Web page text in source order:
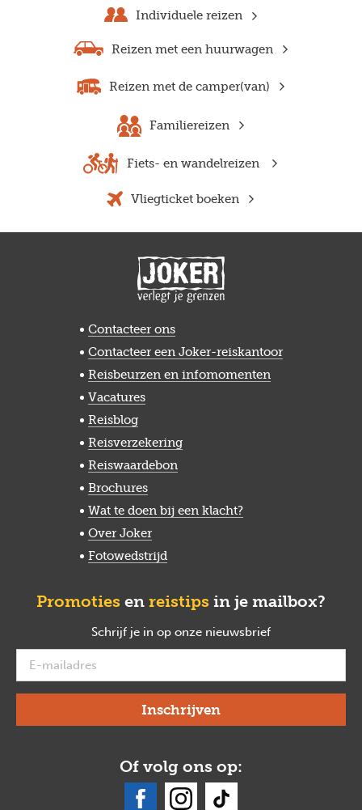
Individuele reizen
Reizen met een huurwagen
Reizen met de camper(van)
Familiereizen
Fiets- en wandelreizen
Vliegticket boeken
Contacteer ons
Contacteer een Joker-reiskantoor
Reisbeurzen en infomomenten
Vacatures
Reisblog
Reisverzekering
Reiswaardebon
Brochures
Wat te doen bij een klacht?
Over Joker
Fotowedstrijd
Promoties en reistips in je mailbox?
Schrijf je in op onze nieuwsbrief
Of volg ons op: